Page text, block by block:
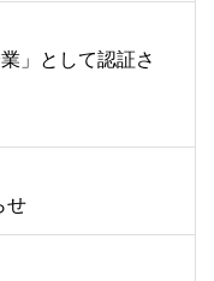
」として認証さ
せ